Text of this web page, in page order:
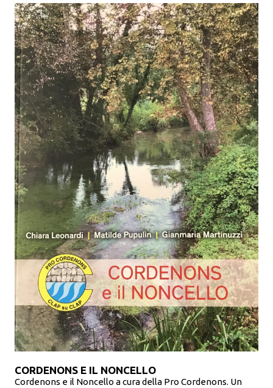
CORDENONS E IL NONCELLO
Cordenons e il Noncello a cura della Pro Cordenons. Un